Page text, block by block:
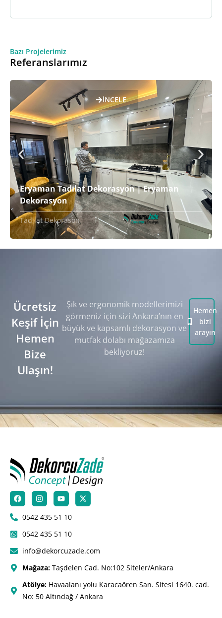
Bazı Projelerimiz
Referanslarımız
İNCELE
Eryaman Tadilat Dekorasyon | Eryaman
Dekorasyon
Tadilat Dekorason
Ücretsiz
Keşif İçin
Hemen
Bize
Ulaşın!
Şık ve ergonomik modellerimizi
görmeniz için sizi Ankara’nın en
büyük ve kapsamlı dekorasyon ve
mutfak dolabı mağazamıza
bekliyoruz!
Hemen
bizi
arayın
0542 435 51 10
0542 435 51 10
info@dekorcuzade.com
Mağaza: Taşdelen Cad. No:102 Siteler/Ankara
Atölye: Havaalanı yolu Karacaören San. Sitesi 1640. cad.
No: 50 Altındağ / Ankara